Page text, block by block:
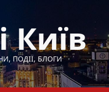
Київ
ПОДІЇ, БЛОГИ